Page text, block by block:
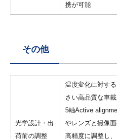
携が可能
その他
光学設計・出
荷前の調整
温度変化に対す
さい高品質な車
5軸Active
やレンズと撮像
高精度に調整し